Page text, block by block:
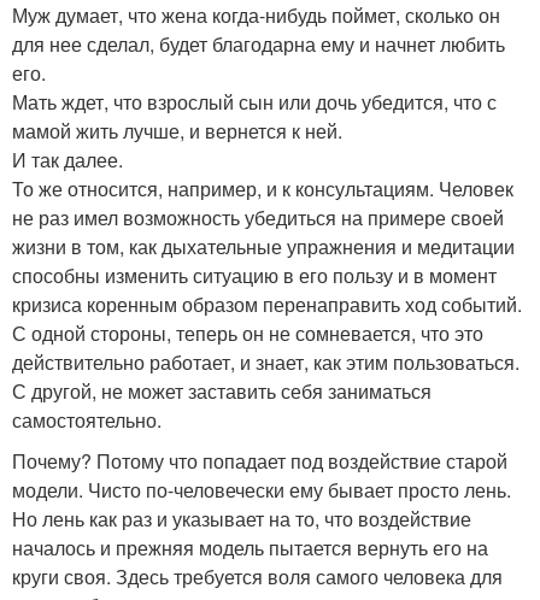
Муж думает, что жена когда-нибудь поймет, сколько он
для нее сделал, будет благодарна ему и начнет любить
его.
Мать ждет, что взрослый сын или дочь убедится, что с
мамой жить лучше, и вернется к ней.
И так далее.
То же относится, например, и к консультациям. Человек
не раз имел возможность убедиться на примере своей
жизни в том, как дыхательные упражнения и медитации
способны изменить ситуацию в его пользу и в момент
кризиса коренным образом перенаправить ход событий.
С одной стороны, теперь он не сомневается, что это
действительно работает, и знает, как этим пользоваться.
С другой, не может заставить себя заниматься
самостоятельно.
Почему? Потому что попадает под воздействие старой
модели. Чисто по-человечески ему бывает просто лень.
Но лень как раз и указывает на то, что воздействие
началось и прежняя модель пытается вернуть его на
круги своя. Здесь требуется воля самого человека для